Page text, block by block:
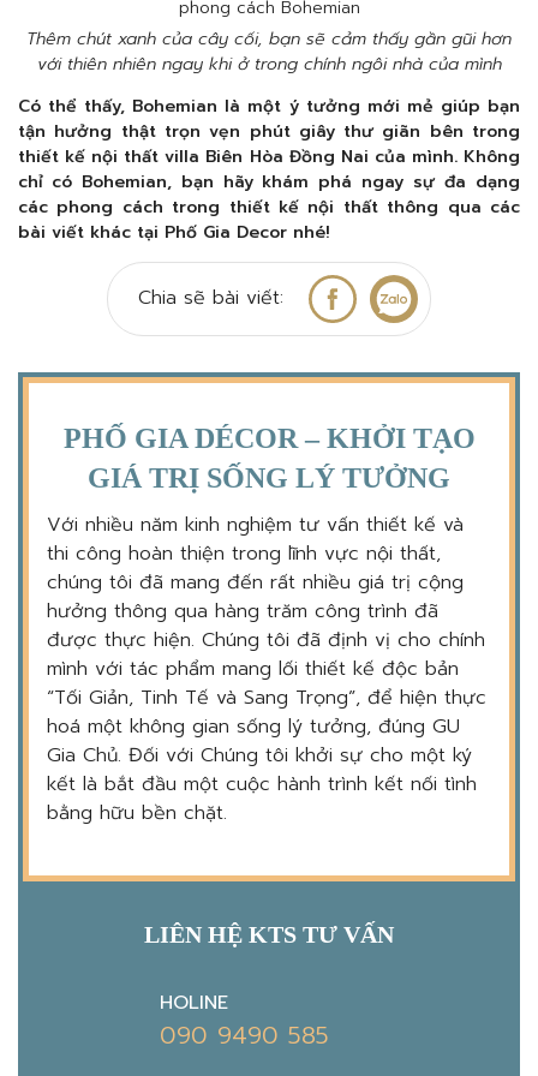
Thêm chút xanh của cây cối, bạn sẽ cảm thấy gần gũi hơn
với thiên nhiên ngay khi ở trong chính ngôi nhà của mình
Có thể thấy, Bohemian là một ý tưởng mới mẻ giúp bạn
tận hưởng thật trọn vẹn phút giây thư giãn bên trong
thiết kế nội thất villa Biên Hòa Đồng Nai của mình. Không
chỉ có Bohemian, bạn hãy khám phá ngay sự đa dạng
các phong cách trong thiết kế nội thất thông qua các
bài viết khác tại Phố Gia Decor nhé!
Chia sẽ bài viết:
PHỐ GIA DÉCOR – KHỞI TẠO
GIÁ TRỊ SỐNG LÝ TƯỞNG
Với nhiều năm kinh nghiệm tư vấn thiết kế và
thi công hoàn thiện trong lĩnh vực nội thất,
chúng tôi đã mang đến rất nhiều giá trị cộng
hưởng thông qua hàng trăm công trình đã
được thực hiện. Chúng tôi đã định vị cho chính
mình với tác phẩm mang lối thiết kế độc bản
“Tối Giản, Tinh Tế và Sang Trọng”, để hiện thực
hoá một không gian sống lý tưởng, đúng GU
Gia Chủ. Đối với Chúng tôi khởi sự cho một ký
kết là bắt đầu một cuộc hành trình kết nối tình
bằng hữu bền chặt.
LIÊN HỆ KTS TƯ VẤN
HOLINE
090 9490 585